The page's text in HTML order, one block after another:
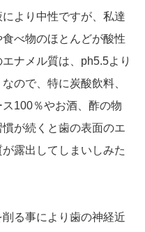
より中性ですが、私達
べ物のほとんどが酸性
ナメル質は、ph5.5より
ので、特に炭酸飲料、
100％やお酒、酢の物
が続くと歯の表面のエ
露出してしまいしみた
る事により歯の神経近